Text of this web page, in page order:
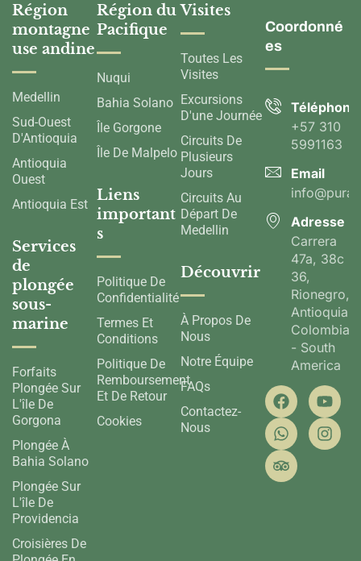
Région
montagne
use andine
Medellin
Sud-Ouest
D'Antioquia
Antioquia
Ouest
Antioquia Est
Services
de
plongée
sous-
marine
Forfaits
Plongée Sur
L'île De
Gorgona
Plongée À
Bahia Solano
Plongée Sur
L'île De
Providencia
Croisières De
Région du
Pacifique
Nuqui
Bahia Solano
Île Gorgone
Île De Malpelo
Liens
important
s
Politique De
Confidentialité
Termes Et
Conditions
Politique De
Remboursement
Et De Retour
Cookies
Visites
Toutes Les
Visites
Excursions
D'une Journée
Circuits De
Plusieurs
Jours
Circuits Au
Départ De
Medellin
Découvrir
À Propos De
Nous
Notre Équipe
FAQs
Contactez-
Nous
Coordonné
es
Téléphone
+57 310
5991163
Email
Adresse
Carrera
47a, 38c
36,
Rionegro,
Antioquia,
Colombia
- South
America